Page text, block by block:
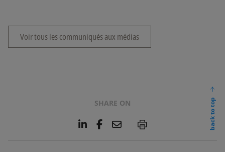
Voir tous les communiqués aux médias
SHARE ON
L
F
E
P
back to top